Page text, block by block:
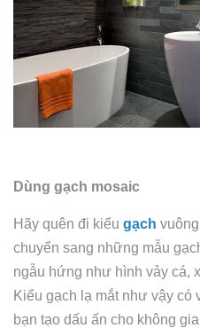
Dùng gạch mosaic
Hãy quên đi kiểu gạch
chuyển sang những mẫu
ngẫu hứng như hình vảy cá,
Kiểu gạch lạ mắt như vậy có
bạn tạo dấu ấn cho không